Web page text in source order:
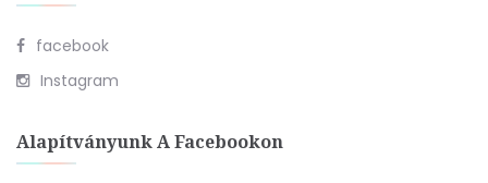
facebook
Instagram
Alapítványunk A Facebookon